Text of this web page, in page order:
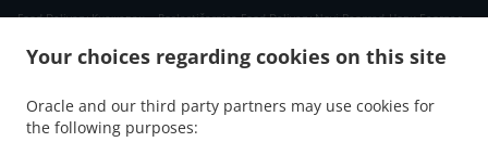
Your choices regarding cookies on this site
Oracle and our third party partners may use cookies for
the following purposes:
Food Delivery Кнежевац . Poslastičarnica Food Delivery Novi Beograd Нови Београд .
Poslastičarnica Food Delivery Beograd - Zvezdara .
Калуђерица
Poslastičarnica Food Delivery Бели Поток Село Раковица
Poslastičarnica Food Delivery Бели Поток